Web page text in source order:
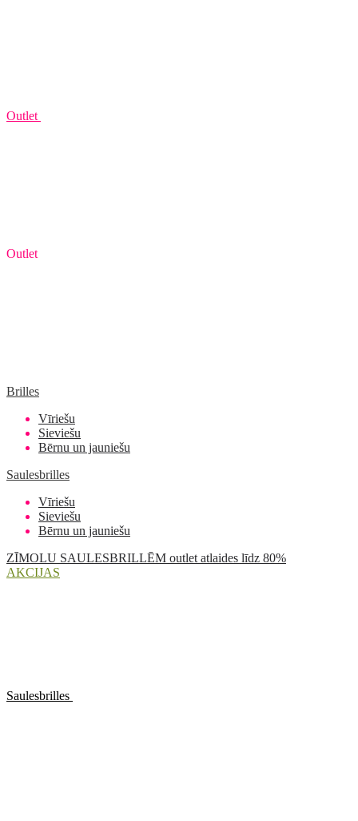
Outlet
Outlet
Brilles
Vīriešu
Sieviešu
Bērnu un jauniešu
Saulesbrilles
Vīriešu
Sieviešu
Bērnu un jauniešu
ZĪMOLU SAULESBRILLĒM outlet atlaides līdz 80%
AKCIJAS
Saulesbrilles